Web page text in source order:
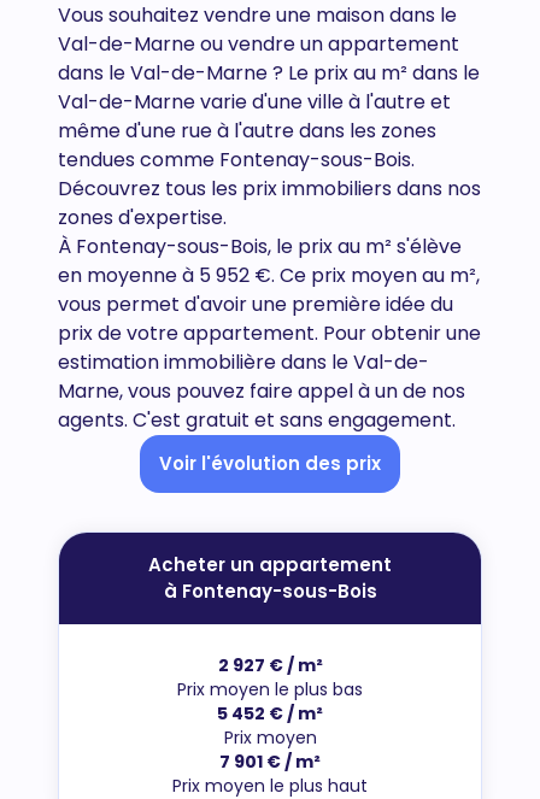
Vous souhaitez vendre une maison dans le
Val-de-Marne ou vendre un appartement
dans leVal-de-Marne? Le prix au m² dans le
Val-de-Marne varie d'une ville à l'autre et
même d'une rue à l'autre dans les zones
tendues comme Fontenay-sous-Bois.
Découvrez tous les prix immobiliers dans nos
zones d'expertise.
À Fontenay-sous-Bois, le prix au m² s'élève
en moyenne à 5 952 €. Ce prix moyen au m²,
vous permet d'avoir une première idée du
prix de votre appartement. Pour obtenir une
estimation immobilière dans le Val-de-
Marne, vous pouvez faire appel à un de nos
agents. C'est gratuit et sans engagement.
Voir l'évolution des prix
Acheter un appartement
à Fontenay-sous-Bois
2 927 € / m²
Prix moyen le plus bas
5 452 € / m²
Prix moyen
7 901 € / m²
Prix moyen le plus haut